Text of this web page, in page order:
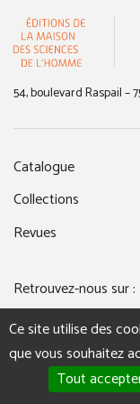
54, boulevard Raspail –
Catalogue
Collections
Revues
Retrouvez-nous sur :
Ce site utilise des
que vous souhaitez
Tout